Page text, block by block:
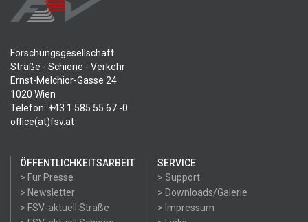
Forschungsgesellschaft
Straße - Schiene - Verkehr
Ernst-Melchior-Gasse 24
1020 Wien
Telefon: +43 1 585 55 67 -0
office(at)fsv.at
ÖFFENTLICHKEITSARBEIT
> Für Presse
> Newsletter
> FSV-aktuell Straße
SERVICE
> Support
> Downloads/Galerie
> Impressum